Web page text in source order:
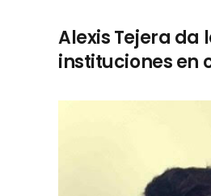
Alexis Tejera
instituciones en